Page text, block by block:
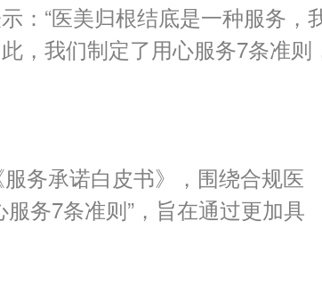
：“医美归根结底是一种服务，
，我们制定了用心服务7条准则
务承诺白皮书》，围绕合规医
服务7条准则” ，旨在通过更加具